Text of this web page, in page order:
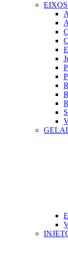
EIXOS